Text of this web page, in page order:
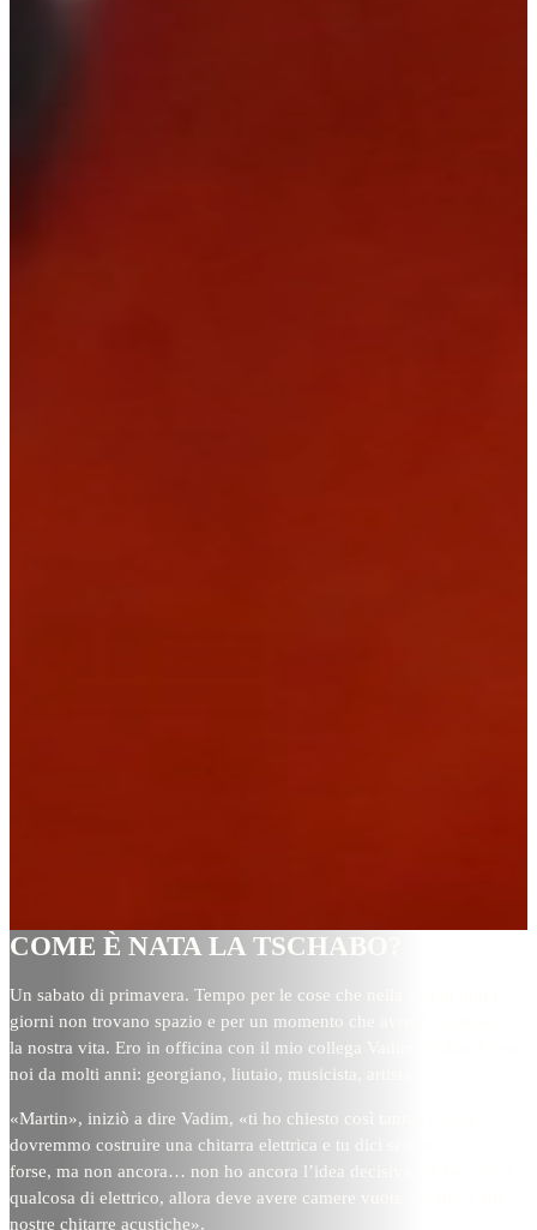
COME È NATA LA TSCHABO?
Un sabato di primavera. Tempo per le cose che nella vita di tutti i
giorni non trovano spazio e per un momento che avrebbe cambiato
la nostra vita. Ero in officina con il mio collega Vadim. Vadim è con
noi da molti anni: georgiano, liutaio, musicista, artista.
«Martin», iniziò a dire Vadim, «ti ho chiesto così tante volte se
dovremmo costruire una chitarra elettrica e tu dici sempre» : «Sì,
forse, ma non ancora… non ho ancora l’idea decisiva. Se facciamo
qualcosa di elettrico, allora deve avere camere vuote. Lo devo alle
nostre chitarre acustiche».